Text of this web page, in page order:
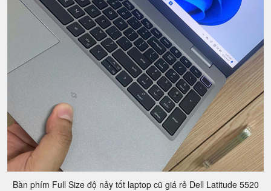
Bàn phím Full Size độ nảy tốt laptop cũ giá rẻ Dell Latitude 5520